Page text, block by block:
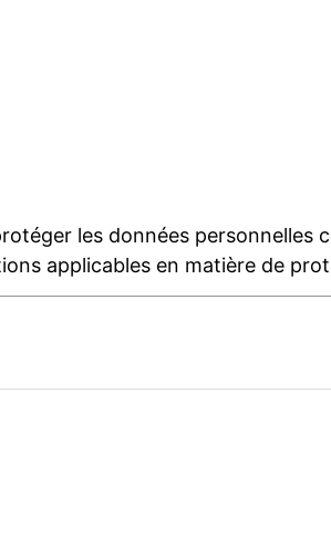
les données personnelles
applicables en matière de